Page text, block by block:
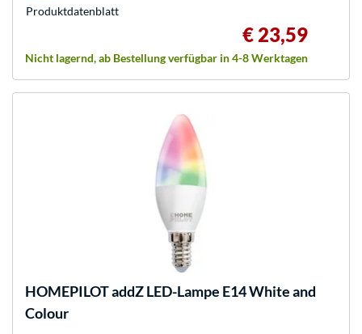
€ 23,59
Nicht lagernd, ab Bestellung verfügbar in 4-8 Werktagen
Produkt­datenblatt
HOMEPILOTaddZ LED-Lampe E14 White and
Colour